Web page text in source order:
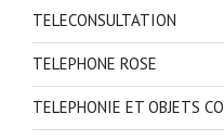
TELECONSULTATION
TELEPHONE ROSE
TELEPHONIE ET OBJETS